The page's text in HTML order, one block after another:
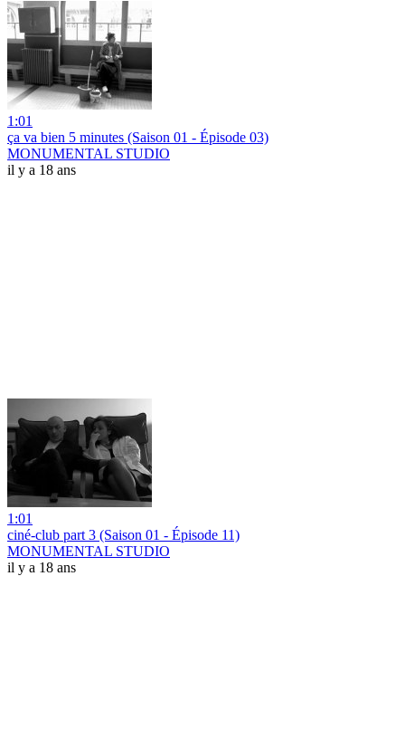
1:01
ça va bien 5 minutes (Saison 01 - Épisode 03)
MONUMENTAL STUDIO
il y a 18 ans
1:01
ciné-club part 3 (Saison 01 - Épisode 11)
MONUMENTAL STUDIO
il y a 18 ans